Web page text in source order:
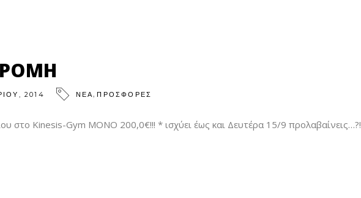
2014 ΝΕΑ,ΠΡΟΣΦΟΡΕΣ
στο Kinesis-Gym ΜΟΝΟ 200,0€!!! * ισχύει έως και Δευτέρα 15/9 προλαβαίνεις…?!